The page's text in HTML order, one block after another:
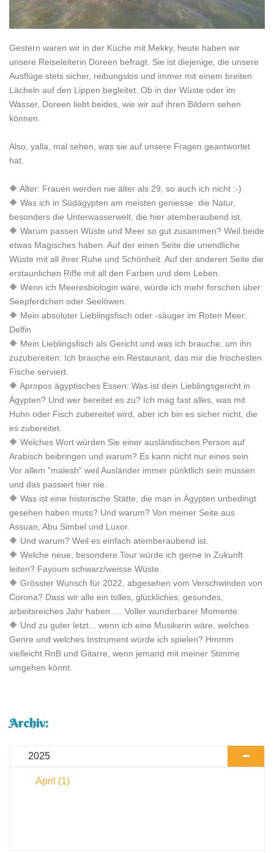
Gestern waren wir in der Küche mit Mekky, heute haben wir
unsere Reiseleiterin Doreen befragt. Sie ist diejenige, die unsere
Ausflüge stets sicher, reibungslos und immer mit einem breiten
Lächeln auf den Lippen begleitet. Ob in der Wüste oder im
Wasser, Doreen liebt beides, wie wir auf ihren Bildern sehen
können.
Also, yalla, mal sehen, was sie auf unsere Fragen geantwortet
hat.
🔶 Alter: Frauen werden nie älter als 29, so auch ich nicht :-)
🔶 Was ich in Südägypten am meisten geniesse: die Natur,
besonders die Unterwasserwelt, die hier atemberaubend ist.
🔶 Warum passen Wüste und Meer so gut zusammen? Weil beide
etwas Magisches haben. Auf der einen Seite die unendliche
Wüste mit all ihrer Ruhe und Schönheit. Auf der anderen Seite die
erstaunlichen Riffe mit all den Farben und dem Leben.
🔶 Wenn ich Meeresbiologin wäre, würde ich mehr forschen über:
Seepferdchen oder Seelöwen.
🔶 Mein absoluter Lieblingsfisch oder -säuger im Roten Meer:
Delfin
🔶 Mein Lieblingsfisch als Gericht und was ich brauche, um ihn
zuzubereiten: Ich brauche ein Restaurant, das mir die frischesten
Fische serviert.
🔶 Apropos ägyptisches Essen: Was ist dein Lieblingsgericht in
Ägypten? Und wer bereitet es zu? Ich mag fast alles, was mit
Huhn oder Fisch zubereitet wird, aber ich bin es sicher nicht, die
es zubereitet.
🔶 Welches Wort würden Sie einer ausländischen Person auf
Arabisch beibringen und warum? Es kann nicht nur eines sein.
Vor allem "malesh" weil Ausländer immer pünktlich sein müssen
und das passiert hier nie.
🔶 Was ist eine historische Stätte, die man in Ägypten unbedingt
gesehen haben muss? Und warum? Von meiner Seite aus
Assuan, Abu Simbel und Luxor.
🔶 Und warum? Weil es einfach atemberaubend ist.
🔶 Welche neue, besondere Tour würde ich gerne in Zukunft
leiten? Fayoum schwarz/weisse Wüste.
🔶 Grösster Wunsch für 2022, abgesehen vom Verschwinden von
Corona? Dass wir alle ein tolles, glückliches, gesundes,
arbeitsreiches Jahr haben .... Voller wunderbarer Momente.
🔶 Und zu guter letzt... wenn ich eine Musikerin wäre, welches
Genre und welches Instrument würde ich spielen? Hmmm
vielleicht RnB und Gitarre, wenn jemand mit meiner Stimme
umgehen könnt.
Archiv:
2025
April (1)